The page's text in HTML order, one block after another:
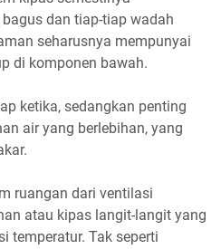
dan tiap-tiap wadah
seharusnya mempunyai
di komponen bawah.
ketika, sedangkan penting
air yang berlebihan, yang
ruangan dari ventilasi
atau kipas langit-langit yang
temperatur. Tak seperti